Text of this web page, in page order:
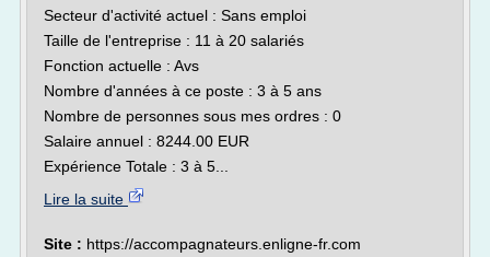
Secteur d'activité actuel : Sans emploi
Taille de l'entreprise : 11 à 20 salariés
Fonction actuelle : Avs
Nombre d'années à ce poste : 3 à 5 ans
Nombre de personnes sous mes ordres : 0
Salaire annuel : 8244.00 EUR
Expérience Totale : 3 à 5...
Lire la suite
Site : https://accompagnateurs.enligne-fr.com